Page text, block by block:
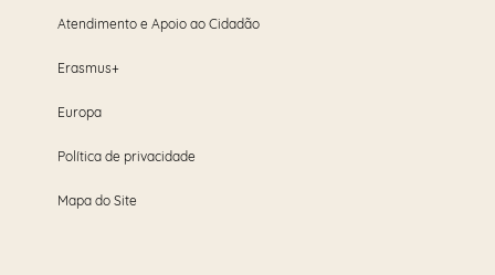
Atendimento e Apoio ao Cidadão
Erasmus+
Europa
Política de privacidade
Mapa do Site